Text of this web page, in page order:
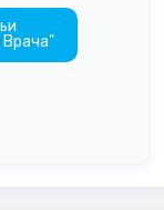
Врача"